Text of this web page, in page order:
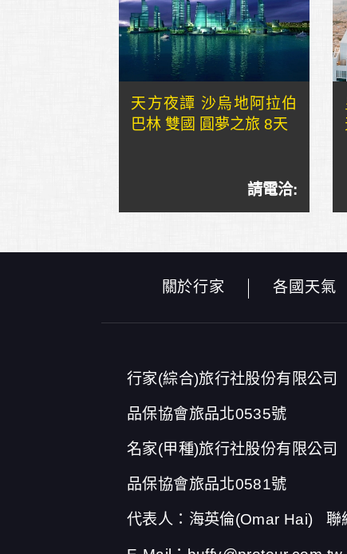
天方夜譚 沙烏地阿拉伯
巴林 雙國 圓夢之旅 8天
請電洽:
關於行家 各國天氣
行家(綜合)旅行社股份有限公司
品保協會旅品北0535號
名家(甲種)旅行社股份有限公司
品保協會旅品北0581號
代表人：海英倫(Omar Hai) 聯